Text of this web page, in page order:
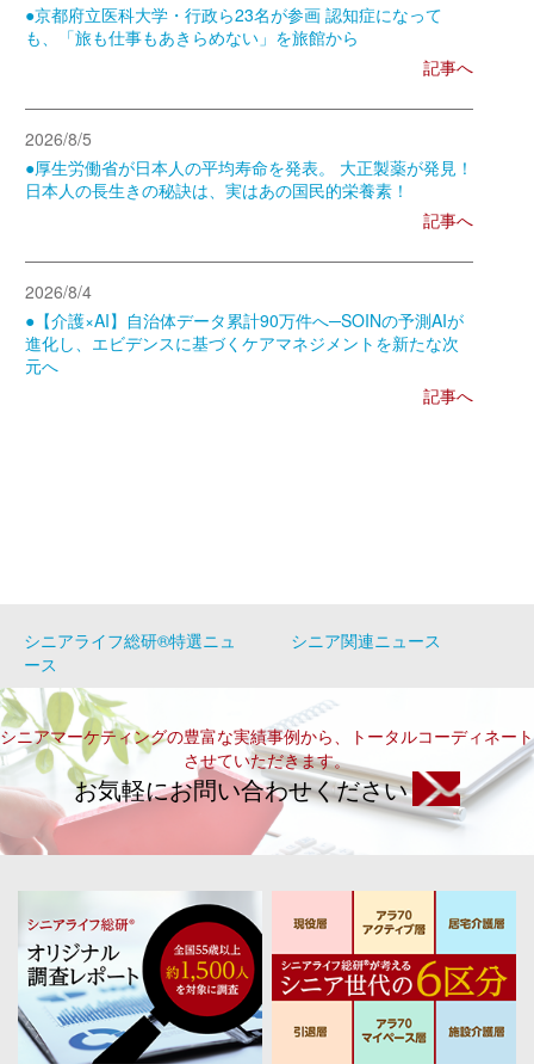
●京都府立医科大学・行政ら23名が参画 認知症になって
も、「旅も仕事もあきらめない」を旅館から
記事へ
2026/8/5
●厚生労働省が日本人の平均寿命を発表。 大正製薬が発見！
日本人の長生きの秘訣は、実はあの国民的栄養素！
記事へ
2026/8/4
●【介護×AI】自治体データ累計90万件へ─SOINの予測AIが
進化し、エビデンスに基づくケアマネジメントを新たな次
元へ
記事へ
シニアライフ総研®特選ニュ
ース
シニア関連ニュース
シニアマーケティングの豊富な実績事例から、トータルコーディネート
させていただきます。
お気軽にお問い合わせください